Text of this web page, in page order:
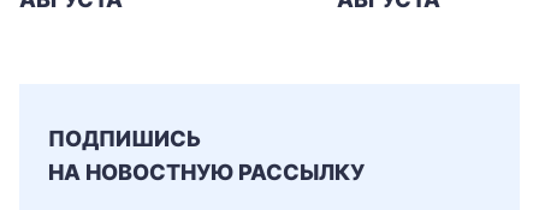
ПОДПИШИСЬ
НА НОВОСТНУЮ РАССЫЛКУ